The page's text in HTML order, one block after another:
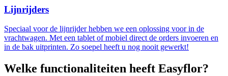
Lijnrijders
Speciaal voor de lijnrijder hebben we een oplossing voor in de
vrachtwagen. Met een tablet of mobiel direct de orders invoeren en
in de bak uitprinten. Zo soepel heeft u nog nooit gewerkt!
Welke functionaliteiten heeft Easyflor?